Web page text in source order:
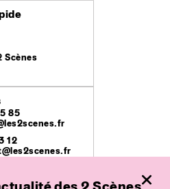
Scènes
85
12